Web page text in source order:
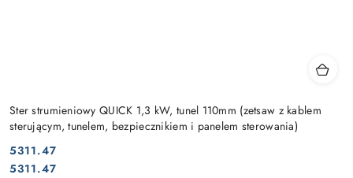
Ster strumieniowy QUICK 1,3 kW, tunel 110mm (zetsaw z kablem
sterującym, tunelem, bezpiecznikiem i panelem sterowania)
Cena:
5311.47
Cena:
5311.47